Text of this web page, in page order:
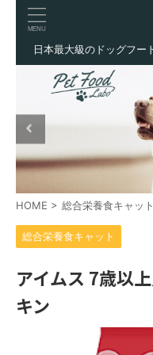
日本最大級のドッグフー
HOME > 総合栄養食キャット
総合栄養食キャット
アイムス 7歳以
キン